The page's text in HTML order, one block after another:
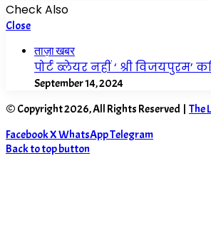
Check Also
Close
ताज़ा खबर
पोर्ट ब्लेयर नहीं ‘ श्री
September 14, 2024
© Copyright 2026, All Rights Reserved | The
FacebookXWhatsAppTelegram
Back to top button